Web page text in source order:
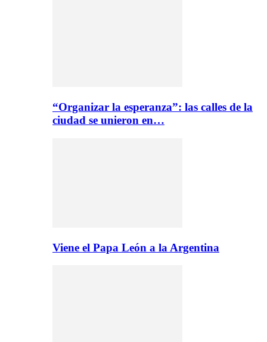
“Organizar la esperanza”: las calles de la
ciudad se unieron en…
Viene el Papa León a la Argentina